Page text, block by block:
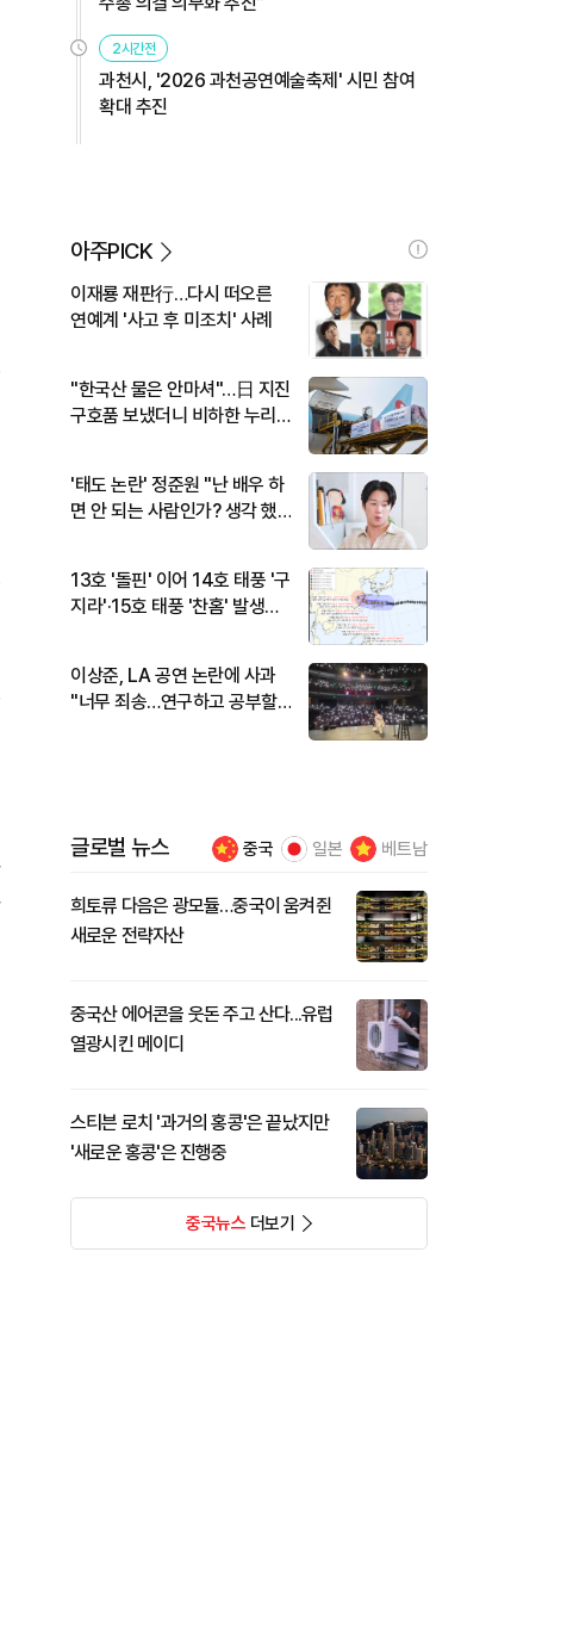
2시간전
과천시, '2026 과천공연예술축제' 시민 참여
확대 추진
아주PICK
이재룡 재판行…다시 떠오른
연예계 '사고 후 미조치' 사례
"한국산 물은 안마셔"…日 지진
구호품 보냈더니 비하한 누리
'태도 논란' 정준원 "난 배우 하
면 안 되는 사람인가? 생각 했
13호 '돌핀' 이어 14호 태풍 '구
지라'·15호 태풍 '찬홈' 발생…
이상준, LA 공연 논란에 사과
"너무 죄송…연구하고 공부할
글로벌 뉴스 중국 일본 베트남
희토류 다음은 광모듈…중국이 움켜쥔
새로운 전략자산
중국산 에어콘을 웃돈 주고 산다...유럽
열광시킨 메이디
스티븐 로치 '과거의 홍콩'은 끝났지만
'새로운 홍콩'은 진행중
중국뉴스더보기